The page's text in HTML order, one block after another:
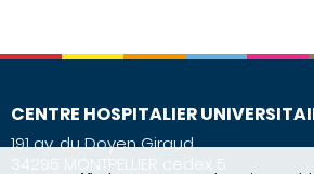
CENTRE HOSPITALIER
191 av. du Doyen Giraud
34295 MONTPELLIER cedex 5